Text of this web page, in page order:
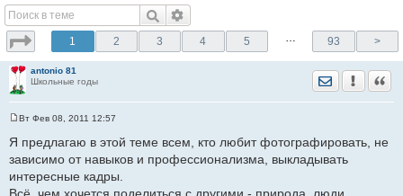
1 2 3 4 5 … 93 >
antonio 81
Школьные годы
Отправить
о
б
е
н
Вт Фев 08, 2011 12:57
Я предлагаю в этой теме всем, кто любит фотографировать, не
зависимо от навыков и профессионализма, выкладывать
интересные кадры.